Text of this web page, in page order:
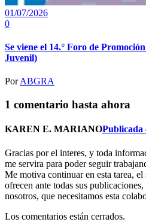
01/07/2026
0
Se viene el 14.° Foro de
Juvenil)
PorABGRA
1 comentario hasta ahora
KAREN E. MARIANOPublicada
Gracias por el interes, y toda
me servira para poder seguir
Me motiva continuar en esta tarea, el
ofrecen ante todas sus
nosotros, que necesitamos esta
Los comentarios están cerrados.